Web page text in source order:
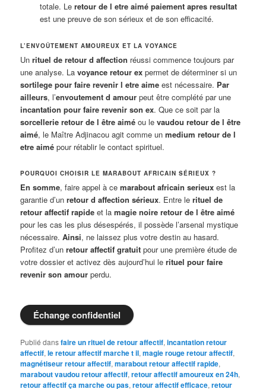
totale. Le retour de l etre aimé paiement apres resultat
est une preuve de son sérieux et de son efficacité.
L’ENVOÛTEMENT AMOUREUX ET LA VOYANCE
Unrituel de retour d affection réussi commence toujours par
une analyse. Lavoyance retour ex permet de déterminer si un
sortilege pour faire revenir l etre aime est nécessaire. Par
ailleurs, l’envoutement d amour peut être complété par une
incantation pour faire revenir son ex. Que ce soit par la
sorcellerie retour de l être aimé ou levaudou retour de l être
aimé, le Maître Adjinacou agit comme unmedium retour de l
etre aimé pour rétablir le contact spirituel.
POURQUOI CHOISIR LE MARABOUT AFRICAIN SÉRIEUX ?
En somme, faire appel à cemarabout africain serieux est la
garantie d’unretour d affection sérieux. Entre lerituel de
retour affectif rapide et lamagie noire retour de l être aimé
pour les cas les plus désespérés, il possède l’arsenal mystique
nécessaire.Ainsi, ne laissez plus votre destin au hasard.
Profitez d’unretour affectif gratuit pour une première étude de
votre dossier et activez dès aujourd’hui lerituel pour faire
revenir son amour perdu.
Échange confidentiel
Publié dansfaire un rituel de retour affectif,incantation retour
affectif,le retour affectif marche t il,magie rouge retour affectif,
magnétiseur retour affectif,marabout retour affectif rapide,
marabout vaudou retour affectif,retour affectif amoureux en 24h,
retour affectif ça marche ou pas,retour affectif efficace,retour